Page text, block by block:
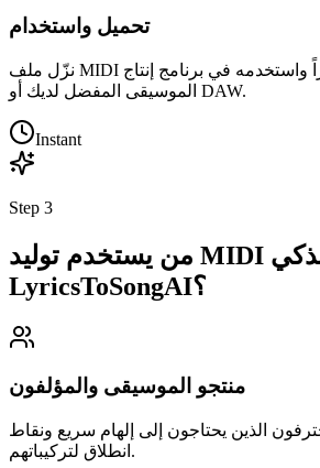
تحميل واستخدام
نزّل ملف MIDI الخاص بك فوراً واستخدمه في برنامج إنتاج
الموسيقى المفضل لديك أو DAW.
Instant
Step 3
من يستخدم توليد MIDI الذكي
LyricsToSongAI؟
منتجو الموسيقى والمؤلفون
الذين يحتاجون إلى إلهام سريع ونقاط
انطلاق لتركيباتهم.